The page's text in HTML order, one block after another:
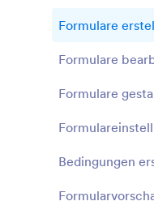
Features
Formulare
Features
Formulare
Features
Formulare
Features
Features
Bedingungen
Features